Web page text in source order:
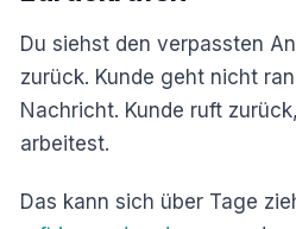
Du siehst den verpassten
zurück. Kunde geht nicht
Nachricht. Kunde ruft
arbeitest.
Das kann sich über Tage